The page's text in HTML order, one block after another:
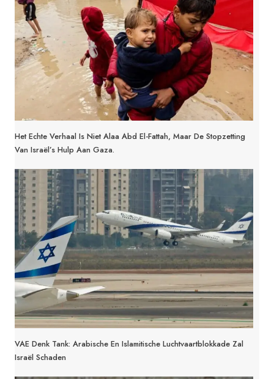
Het Echte Verhaal Is Niet Alaa Abd El-Fattah, Maar De Stopzetting
Van Israël’s Hulp Aan Gaza.
VAE Denk Tank: Arabische En Islamitische Luchtvaartblokkade Zal
Israël Schaden